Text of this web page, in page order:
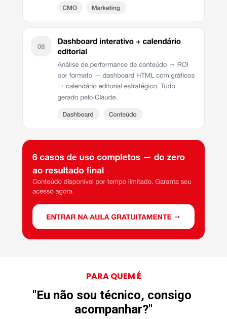
PARA QUEM É
"Eu não sou técnico, consigo
acompanhar?"